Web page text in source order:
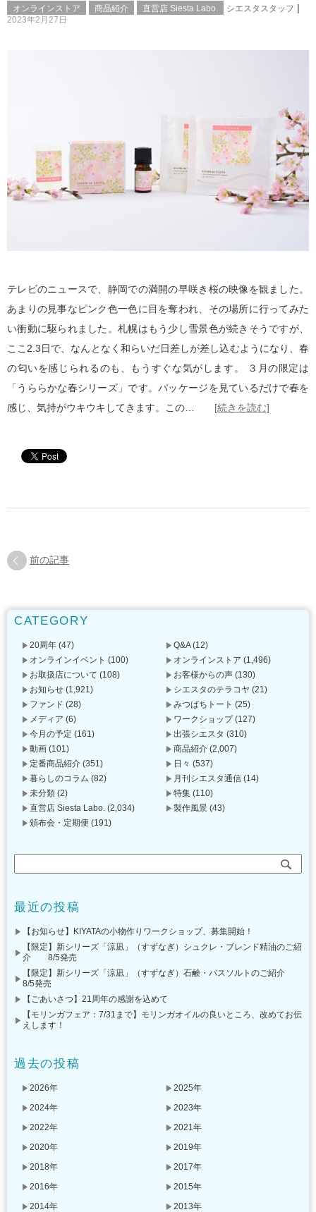
オンラインストア 商品紹介 直営店 Siesta Labo. シエスタスタッフ |
2023年2月27日
テレビのニュースで、静岡での満開の早咲き桜の映像を観ました。
あまりの見事なピンク色一色に目を奪われ、その場所に行ってみた
い衝動に駆られました。札幌はもう少し雪景色が続きそうですが、
ここ2.3日で、なんとなく和らいだ日差しが差し込むようになり、春
の匂いを感じられるのも、もうすぐな気がします。 ３月の限定は
「うららかな春シリーズ」です。パッケージを見ているだけで春を
感じ、気持がウキウキしてきます。この… [続きを読む]
前の記事
CATEGORY
20周年 (47) Q&A(12)
オンラインイベント (100) オンラインストア (1,496)
お取扱店について (108) お客様からの声 (130)
お知らせ (1,921) シエスタのテラコヤ (21)
ファンド (28) みつばちトート (25)
メディア (6) ワークショップ(127)
今月の予定 (161) 出張シエスタ (310)
動画 (101) 商品紹介 (2,007)
定番商品紹介 (351) 日々 (537)
暮らしのコラム (82) 月刊シエスタ通信 (14)
未分類 (2) 特集 (110)
直営店 Siesta Labo. (2,034) 製作風景 (43)
頒布会・定期便 (191)
最近の投稿
【お知らせ】KIYATAの小物作りワークショップ、募集開始！
【限定】新シリーズ「涼凪」（すずなぎ）シュクレ・ブレンド精油のご紹
介 8/5発売
【限定】新シリーズ「涼凪」（すずなぎ）石鹸・バスソルトのご紹介
8/5発売
【ごあいさつ】21周年の感謝を込めて
【モリンガフェア：7/31まで】モリンガオイルの良いところ、改めてお伝
えします！
過去の投稿
2026年
2025年
2024年
2023年
2022年
2021年
2020年
2019年
2018年
2017年
2016年
2015年
2014年
2013年